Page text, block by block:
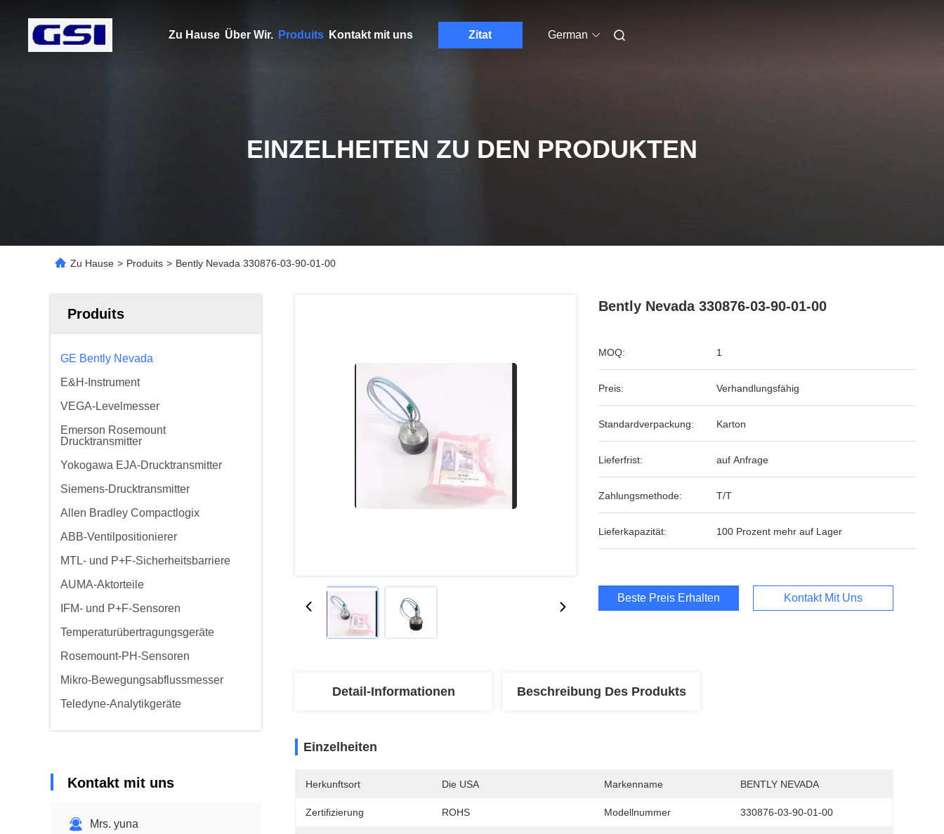
Zu Hause Über Wir. Produits Kontakt mit uns Zitat German
EINZELHEITEN ZU DEN PRODUKTEN
Zu Hause > Produits > Bently Nevada 330876-03-90-01-00
Produits
GE Bently Nevada
E&H-Instrument
VEGA-Levelmesser
Emerson Rosemount
Drucktransmitter
Yokogawa EJA-Drucktransmitter
Siemens-Drucktransmitter
Allen Bradley Compactlogix
ABB-Ventilpositionierer
MTL- und P+F-Sicherheitsbarriere
AUMA-Aktorteile
IFM- und P+F-Sensoren
Temperaturübertragungsgeräte
Rosemount-PH-Sensoren
Mikro-Bewegungsabflussmesser
Teledyne-Analytikgeräte
Kontakt mit uns
Mrs. yuna
Bently Nevada 330876-03-90-01-00
MOQ: 1
Preis: Verhandlungsfähig
Standardverpackung: Karton
Lieferfrist: auf Anfrage
Zahlungsmethode: T/T
Lieferkapazität: 100 Prozent mehr auf Lager
Beste Preis Erhalten Kontakt Mit Uns
Detail-Informationen Beschreibung Des Produkts
Einzelheiten
Herkunftsort Die USA Markenname BENTLY NEVADA
Zertifizierung ROHS Modellnummer 330876-03-90-01-00